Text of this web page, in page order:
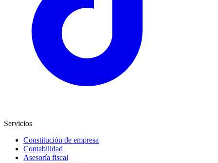
Servicios
Constitución de empresa
Contabilidad
Asesoría fiscal